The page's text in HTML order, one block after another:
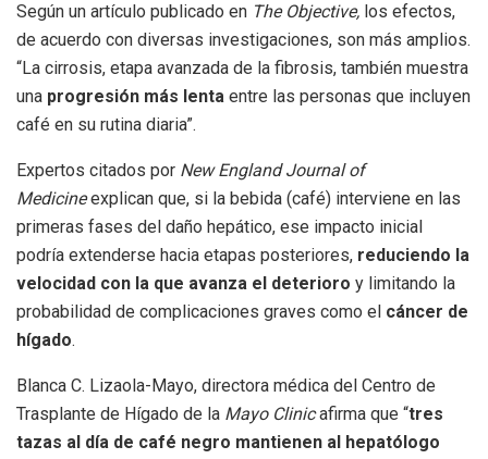
Según un artículo publicado en The Objective, los efectos,
de acuerdo con diversas investigaciones, son más amplios.
“La cirrosis, etapa avanzada de la fibrosis, también muestra
una progresión más lenta entre las personas que incluyen
café en su rutina diaria”.
Expertos citados por New England Journal of
Medicineexplican que, si la bebida (café) interviene en las
primeras fases del daño hepático, ese impacto inicial
podría extenderse hacia etapas posteriores, reduciendo la
velocidad con la que avanza el deterioro y limitando la
probabilidad de complicaciones graves como el cáncer de
hígado.
Blanca C. Lizaola-Mayo, directora médica del Centro de
Trasplante de Hígado de la Mayo Clinicafirma que “tres
tazas al día de café negro mantienen al hepatólogo